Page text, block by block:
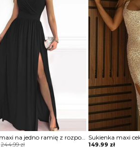
Sukienka maxi na jedno ramię z rozporkiem
244.99zł 149.99 zł